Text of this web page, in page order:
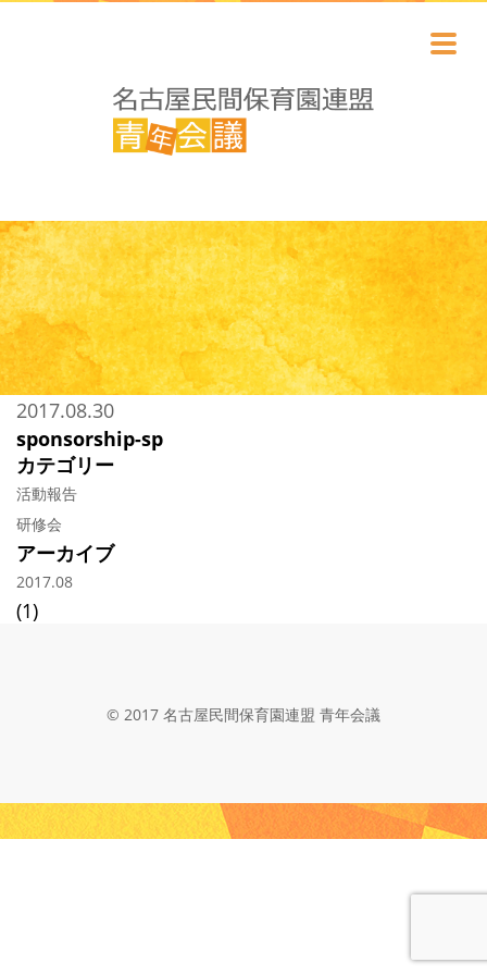
2017.08.30
sponsorship-sp
カテゴリー
活動報告
研修会
アーカイブ
2017.08
(1)
© 2017 名古屋民間保育園連盟 青年会議